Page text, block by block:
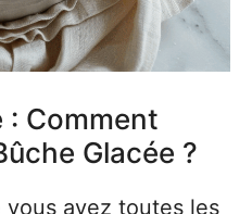
: Comment
Glacée ?
avez toutes les